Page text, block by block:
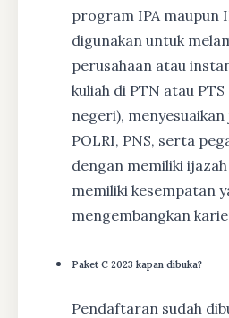
program IPA maupun
digunakan untuk
perusahaan atau
kuliah di PTN atau
negeri),
POLRI, PNS, serta
dengan memiliki
memiliki kesempatan
mengembangkan
Paket C 2023 kapan dibuka?
Pendaftaran sudah